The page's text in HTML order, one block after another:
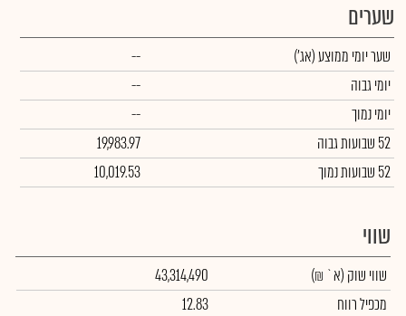
שערים
שער יומי ממוצע(אג')
--
יומי גבוה
--
יומי נמוך
--
52 שבועות גבוה
19,983.97
52 שבועות נמוך
10,019.53
שווי
שווי שוק (א` ₪)
43,314,490
מכפיל רווח
12.83